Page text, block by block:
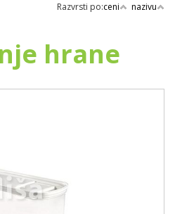
Razvrsti po:ceni nazivu
hrane